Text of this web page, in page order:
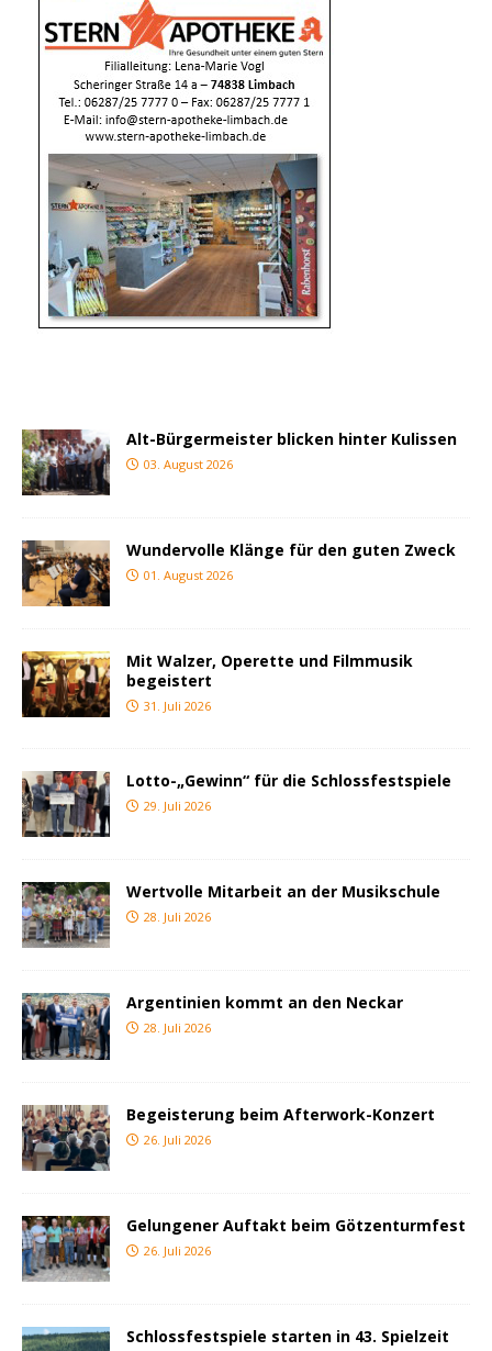
Alt-Bürgermeister blicken hinter Kulissen
03. August 2026
Wundervolle Klänge für den guten Zweck
01. August 2026
Mit Walzer, Operette und Filmmusik
begeistert
31. Juli 2026
Lotto-„Gewinn“ für die Schlossfestspiele
29. Juli 2026
Wertvolle Mitarbeit an der Musikschule
28. Juli 2026
Argentinien kommt an den Neckar
28. Juli 2026
Begeisterung beim Afterwork-Konzert
26. Juli 2026
Gelungener Auftakt beim Götzenturmfest
26. Juli 2026
Schlossfestspiele starten in 43. Spielzeit